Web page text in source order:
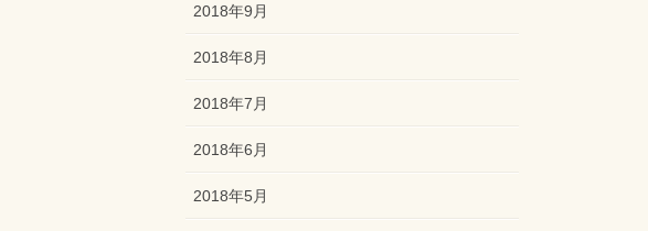
2018年9月
2018年8月
2018年7月
2018年6月
2018年5月